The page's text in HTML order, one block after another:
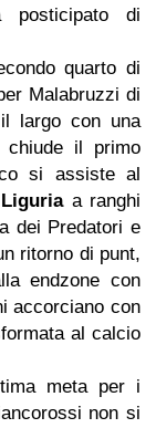
posticipato di
quarto di
Malabruzzi di
largo con una
il primo
si assiste al
Liguriaa ranghi
dei Predatori e
ritorno di punt,
endzone con
accorciano con
al calcio
meta per i
non si